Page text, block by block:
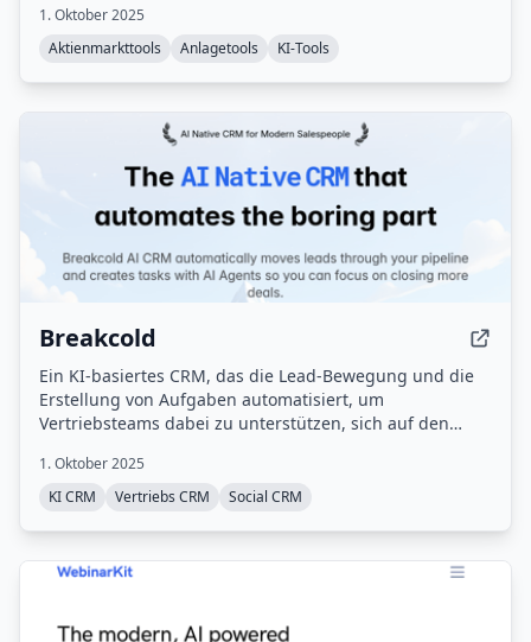
1. Oktober 2025
Aktienmarkttools
Anlagetools KI-Tools
Breakcold
Ein KI-basiertes CRM, das die Lead-Bewegung und die
Erstellung von Aufgaben automatisiert, um
Vertriebsteams dabei zu unterstützen, sich auf den
1. Oktober 2025
KI CRM
Vertriebs CRM Social CRM